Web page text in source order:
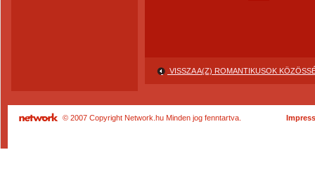
VISSZA A(Z) ROMANTIKUSOK
© 2007 Copyright Network.hu Minden jog fenntartva.